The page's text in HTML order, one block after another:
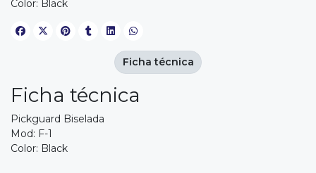
Color: Black
Ficha técnica
Pickguard Biselada
Mod: F-1
Color: Black
Ficha técnica